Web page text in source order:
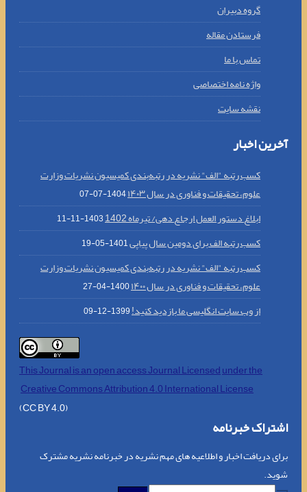
گروه دبیران
فرستادن مقاله
تماس با ما
واژه نامه اختصاصی
نقشه سایت
آخرین اخبار
کسب رتبه "الف" نشریه در رتبه‌بندی کمیسیون نشریات وزارت
علوم، تحقیقات و فناوری در سال ۱۴۰۳
1404-07-07
ابلاغ دستور العمل ارجاع دهی/ تیرماه 1402 1403-11-11
کسب رتبه الف برای دومین سال پیاپی1401-05-19
کسب رتبه "الف" نشریه در رتبه‌بندی کمیسیون نشریات وزارت
علوم، تحقیقات و فناوری در سال ۱۴۰۰
1400-04-27
از وب سایت انگلیسی ما بازدید کنید!1399-12-09
This Journal is an open access Journal Licensedunder the
Creative Commons Attribution 4.0 International License
(CC BY 4.0)
اشتراک خبرنامه
برای دریافت اخبار و اطلاعیه های مهم نشریه در خبرنامه نشریه مشترک
شوید.